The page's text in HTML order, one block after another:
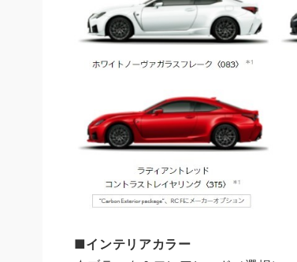
■インテリアカラー